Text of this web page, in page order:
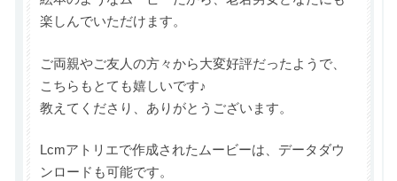
楽しんでいただけます。
ご両親やご友人の方々から大変好評だったようで、
こちらもとても嬉しいです♪
教えてくださり、ありがとうございます。
Lcmアトリエで作成されたムービーは、データダウ
ンロードも可能です。